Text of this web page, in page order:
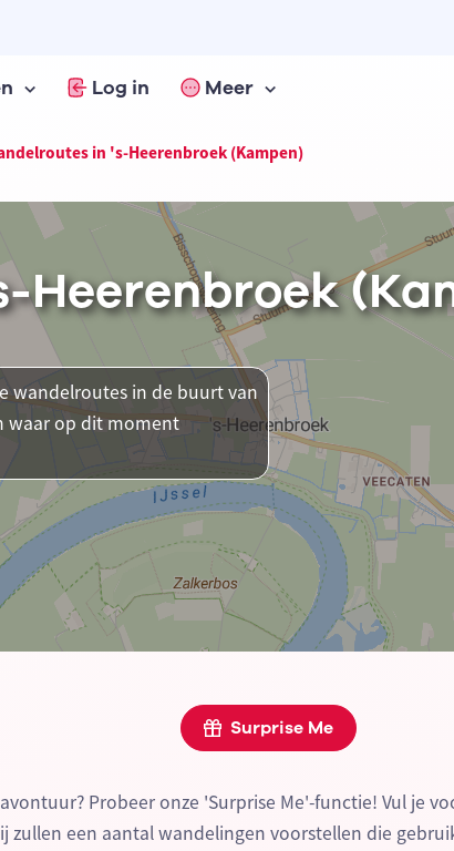
Log in Meer
in 's-Heerenbroek (Kampen)
Heerenbroek
wandelroutes in de buurt van
waar op dit moment
Surprise Me
Probeer onze 'Surprise Me'-functie! Vul je
zullen een aantal wandelingen voorstellen die